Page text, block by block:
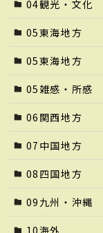
04観光・文化
05東海地方
05東海地方
05雑感・所感
06関西地方
07中国地方
08四国地方
09九州・沖縄
10海外